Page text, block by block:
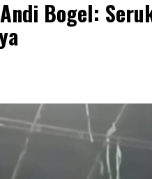
Andi Bogel: